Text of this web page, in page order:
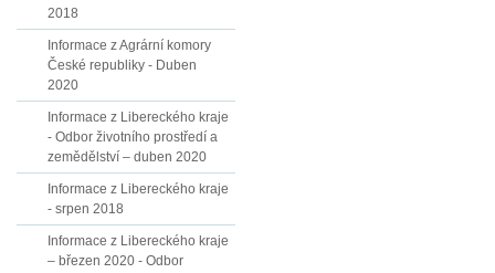
2018
Informace z Agrární komory
České republiky - Duben
2020
Informace z Libereckého kraje
- Odbor životního prostředí a
zemědělství – duben 2020
Informace z Libereckého kraje
- srpen 2018
Informace z Libereckého kraje
– březen 2020 - Odbor